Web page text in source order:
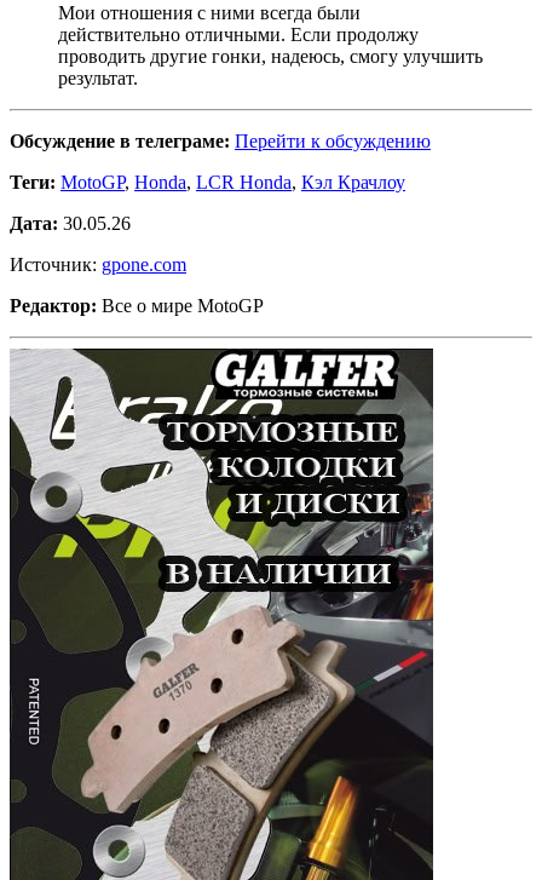
Мои отношения с ними всегда были
действительно отличными. Если продолжу
проводить другие гонки, надеюсь, смогу улучшить
результат.
Обсуждение в телеграме: Перейти к обсуждению
Теги: MotoGP, Honda, LCR Honda, Кэл Крачлоу
Дата: 30.05.26
Источник: gpone.com
Редактор: Все о мире MotoGP